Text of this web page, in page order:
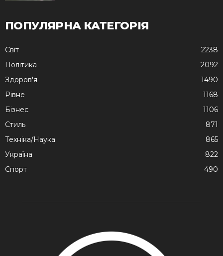
ПОПУЛЯРНА КАТЕГОРІЯ
Cвіт
2238
Політика
2092
Здоров'я
1490
Рівне
1168
Бізнес
1106
Стиль
871
Техніка/Наука
865
Україна
822
Спорт
490